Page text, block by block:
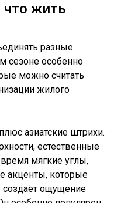
жить
разные
сезоне особенно
можно считать
жилого
азиатские штрихи.
естественные
мягкие углы,
акценты, которые
создаёт ощущение